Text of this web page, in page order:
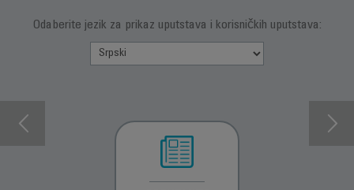
Odaberite jezik za prikaz uputstava i korisničkih uputstava: